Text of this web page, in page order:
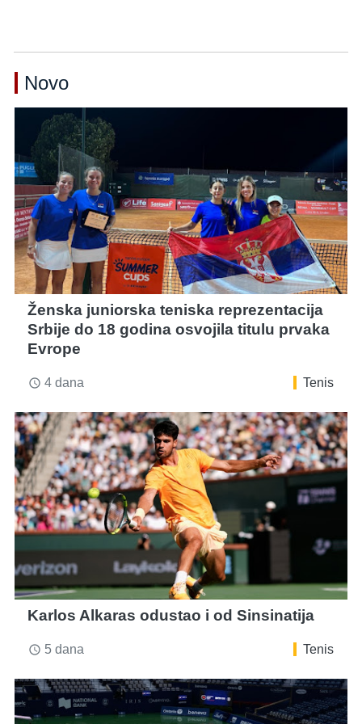
Novo
Ženska juniorska teniska reprezentacija
Srbije do 18 godina osvojila titulu prvaka
Evrope
access_time 4 dana Tenis
Karlos Alkaras odustao i od Sinsinatija
access_time 5 dana Tenis